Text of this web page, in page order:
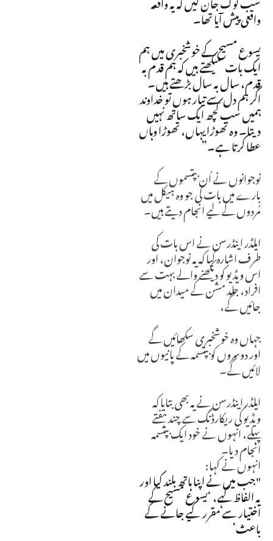
واقعی پیش آیا تھا۔
یسوع مسیح کے خوشخبری میں ہم
ایک بات سیکھتے ہیں کہ ہم قدم بہ
قدم، سال بہ سال بڑھتے ہیں۔
اگر ہم دل سے تیار ہوں تو خداوند
ہمیں سب کچھ ایک ساتھ نہیں
دیتا۔ وہ تھوڑا یہاں، تھوڑا وہاں
عطا کرتا ہے۔”
نوجوانوں نے اُن بپتسموں کے
بارے میں بات کی جو وہ ہیکل میں
مُردوں کے لیے انجام دیتے ہیں۔
ایلڈر اینڈرسن نے اس بات کی
طرف اشارہ کیا کہ یہ نوجوان، اور
اس ویڈیو کو دیکھنے والے بہت سے
افراد، جلد مشن کے میدان میں
جائیں گے،
جہاں وہ خوشخبری سکھائیں گے
اور دوسروں کو بپتسمہ کے پانیوں میں
لائیں گے۔
ایلڈر اینڈرسن نے یہ بھی بتایا کہ
ویڈیو کی ریکارڈنگ سے چند ہفتے
پہلے، انہوں نے خود ایک بپتسمہ
انجام دیا۔
انہوں نے کہا:
"جب میں نے اپنا ہاتھ بلند کیا اور
یہ الفاظ کہے، ‘یسوع مسیح کے
اختیار سے مقرر کیے جانے کے
باعث’